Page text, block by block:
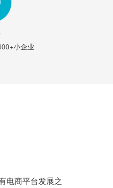
小企业
电商平台发展之